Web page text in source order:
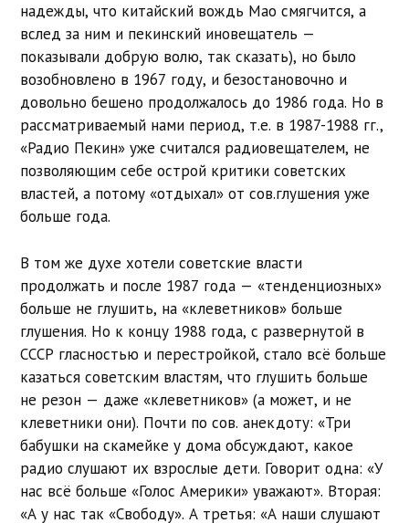
надежды, что китайский вождь Мао смягчится, а
вслед за ним и пекинский иновещатель —
показывали добрую волю, так сказать), но было
возобновлено в 1967 году, и безостановочно и
довольно бешено продолжалось до 1986 года. Но в
рассматриваемый нами период, т.е. в 1987-1988 гг.,
«Радио Пекин» уже считался радиовещателем, не
позволяющим себе острой критики советских
властей, а потому «отдыхал» от сов.глушения уже
больше года.
В том же духе хотели советские власти
продолжать и после 1987 года — «тенденциозных»
больше не глушить, на «клеветников» больше
глушения. Но к концу 1988 года, с развернутой в
СССР гласностью и перестройкой, стало всё больше
казаться советским властям, что глушить больше
не резон — даже «клеветников» (а может, и не
клеветники они). Почти по сов. анекдоту: «Три
бабушки на скамейке у дома обсуждают, какое
радио слушают их взрослые дети. Говорит одна: «У
нас всё больше «Голос Америки» уважают». Вторая:
«А у нас так «Свободу». А третья: «А наши слушают